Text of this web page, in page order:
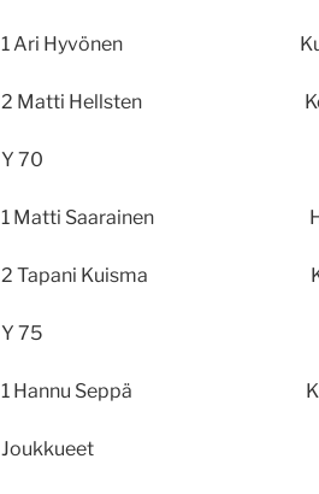
1 Ari Hyvönen
2 Matti Hellsten
Y 70
1 Matti Saarainen
2 Tapani Kuisma
Y 75
1 Hannu Seppä
Joukkueet